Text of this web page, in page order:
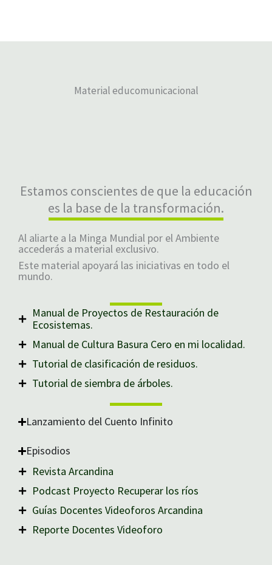
Material educomunicacional​
Estamos conscientes de que la educación
es la base de la transformación.
Al aliarte a la Minga Mundial por el Ambiente
accederás a material exclusivo.
Este material apoyará las iniciativas en todo el
mundo.
Manual de Proyectos de Restauración de
Ecosistemas.
Manual de Cultura Basura Cero en mi localidad.
Tutorial de clasificación de residuos.
Tutorial de siembra de árboles.
Lanzamiento del Cuento Infinito
Episodios
Revista Arcandina
Podcast Proyecto Recuperar los ríos
Guías Docentes Videoforos Arcandina
Reporte Docentes Videoforo